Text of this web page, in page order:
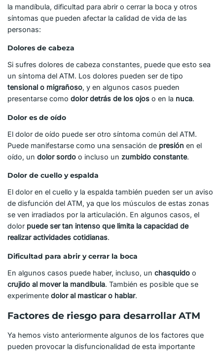
la mandíbula, dificultad para abrir o cerrar la boca y otros
síntomas que pueden afectar la calidad de vida de las
personas:
Dolores de cabeza
Si sufres dolores de cabeza constantes, puede que esto sea
un síntoma del ATM. Los dolores pueden ser de tipo
tensional o migrañoso, y en algunos casos pueden
presentarse como dolor detrás de los ojos o en la nuca.
Dolor es de oído
El dolor de oído puede ser otro síntoma común del ATM.
Puede manifestarse como una sensación de presión en el
oído, un dolor sordo o incluso un zumbido constante.
Dolor de cuello y espalda
El dolor en el cuello y la espalda también pueden ser un aviso
de disfunción del ATM, ya que los músculos de estas zonas
se ven irradiados por la articulación. En algunos casos, el
dolor puede ser tan intenso que limita la capacidad de
realizar actividades cotidianas.
Dificultad para abrir y cerrar la boca
En algunos casos puede haber, incluso, un chasquido o
crujido al mover la mandíbula. También es posible que se
experimente dolor al masticar o hablar.
Factores de riesgo para desarrollar ATM
Ya hemos visto anteriormente algunos de los factores que
pueden provocar la disfuncionalidad de esta importante